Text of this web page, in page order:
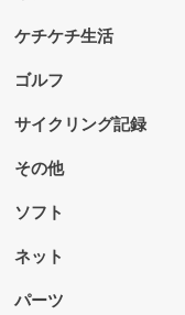
ケチケチ生活
ゴルフ
サイクリング記録
その他
ソフト
ネット
パーツ